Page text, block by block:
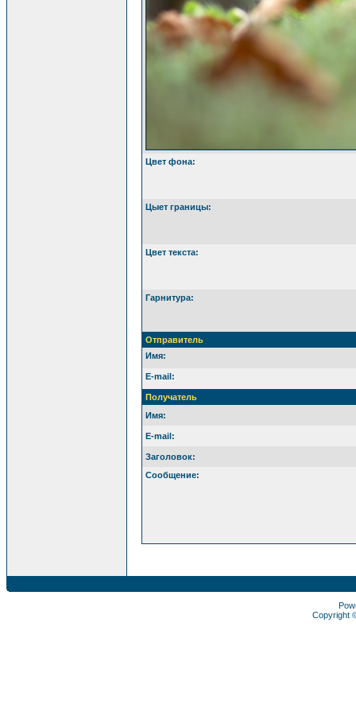
Цвет фона:
Цыет границы:
Цвет текста:
Гарнитура:
Отправитель
Имя:
E-mail:
Получатель
Имя:
E-mail:
Заголовок:
Сообщение:
Copyright